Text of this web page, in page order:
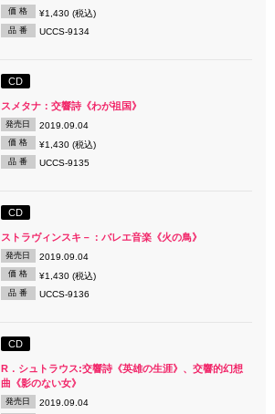
価 格 ¥1,430 (税込)
品 番 UCCS-9134
CD
スメタナ：交響詩《わが祖国》
発売日 2019.09.04
価 格 ¥1,430 (税込)
品 番 UCCS-9135
CD
ストラヴィンスキ－：バレエ音楽《火の鳥》
発売日 2019.09.04
価 格 ¥1,430 (税込)
品 番 UCCS-9136
CD
R．シュトラウス:交響詩《英雄の生涯》、交響的幻想
曲《影のない女》
発売日 2019.09.04